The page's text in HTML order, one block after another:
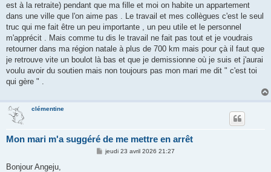
est à la retraite) pendant que ma fille et moi on habite un appartement
dans une ville que l'on aime pas . Le travail et mes collègues c'est le seul
truc qui me fait être un peu importante , un peu utile et le personnel
m'apprécit . Mais comme tu dis le travail ne fait pas tout et je voudrais
retourner dans ma région natale à plus de 700 km mais pour çà il faut que
je retrouve vite un boulot là bas et que je demissionne où je suis et j'aurai
voulu avoir du soutien mais non toujours pas mon mari me dit " c'est toi
qui gère " .
clémentine
Mon mari m'a suggéré de me mettre en arrêt
Mjeudi 23 avril 2026 21:27
Bonjour Angeju,